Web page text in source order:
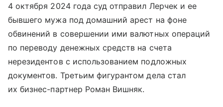
4 октября 2024 года суд отправил Лерчек и ее
бывшего мужа под домашний арест на фоне
обвинений в совершении ими валютных операций
по переводу денежных средств на счета
нерезидентов с использованием подложных
документов. Третьим фигурантом дела стал
их бизнес-партнер Роман Вишняк.